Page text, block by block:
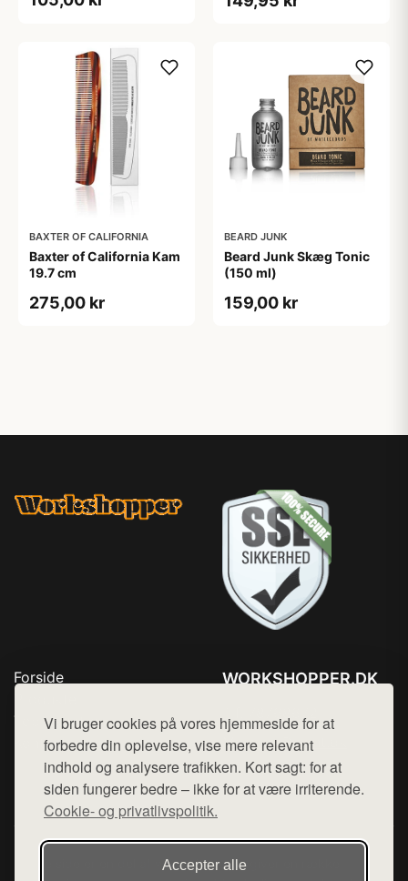
Vi bruger cookies på vores hjemmeside for at
forbedre din oplevelse, vise mere relevant
indhold og analysere trafikken. Kort sagt: for at
siden fungerer bedre – ikke for at være irriterende.
Cookie- og privatlivspolitik.
Accepter alle
BAXTER OF CALIFORNIA
Baxter of California Kam
19.7 cm
275,00 kr
BEARD JUNK
Beard Junk Skæg Tonic
(150 ml)
159,00 kr
Forside
Top Rabatter
Kontakt
WORKSHOPPER.DK
Mail: hej@want.dk
Cookie- og privatlivspolitik
Denne side er en del af want.dk, der udgiver en række